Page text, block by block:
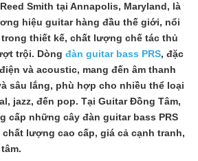
Smith tại Annapolis, Maryland, là
hiệu guitar hàng đầu thế giới, nổi
thiết kế, chất lượng chế tác thủ
trội. Dòng đàn guitar bass PRS, đặc
và acoustic, mang đến âm thanh
sâu lắng, phù hợp cho nhiều thể loại
jazz, đến pop. Tại Guitar Đồng Tâm,
cấp những cây đàn guitar bass PRS
lượng cao cấp, giá cả cạnh tranh,